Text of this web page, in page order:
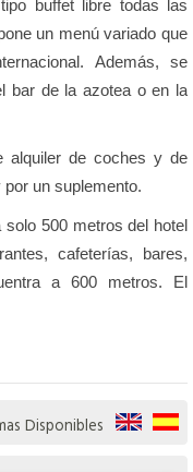
buffet libre todas las
un menú variado que
Además, se
bar de la azotea o en la
alquiler de coches y de
un suplemento.
500 metros del hotel
cafeterías, bares,
a 600 metros. El
Disponibles